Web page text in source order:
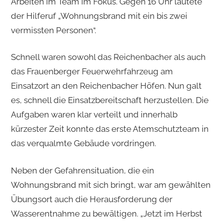
der Hilferuf „Wohnungsbrand mit ein bis zwei
vermissten Personen“.
Schnell waren sowohl das Reichenbacher als auch
das Frauenberger Feuerwehrfahrzeug am
Einsatzort an den Reichenbacher Höfen. Nun galt
es, schnell die Einsatzbereitschaft herzustellen. Die
Aufgaben waren klar verteilt und innerhalb
kürzester Zeit konnte das erste Atemschutzteam in
das verqualmte Gebäude vordringen.
Neben der Gefahrensituation, die ein
Wohnungsbrand mit sich bringt, war am gewählten
Übungsort auch die Herausforderung der
Wasserentnahme zu bewältigen. „Jetzt im Herbst